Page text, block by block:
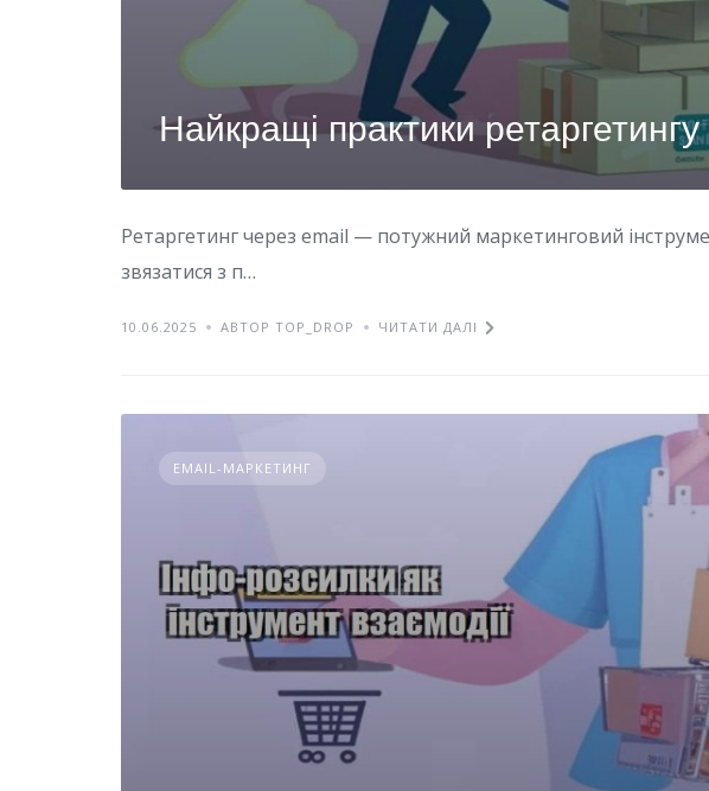
Найкращі практики
Ретаргетинг через email — потужний маркетинговий
звязатися з п…
10.06.2025 АВТОР TOP_DROP ЧИТАТИ ДАЛІ
EMAIL-МАРКЕТИНГ